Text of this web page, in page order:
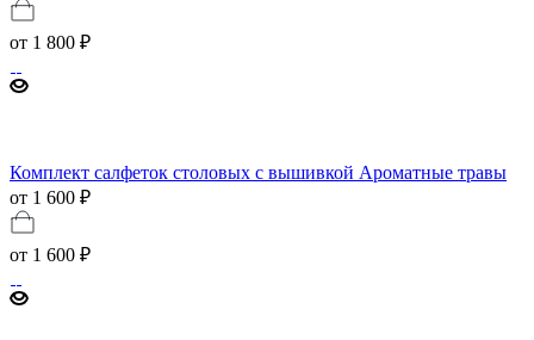
от 1 800 ₽
Комплект салфеток столовых с вышивкой Ароматные травы
от 1 600 ₽
от 1 600 ₽